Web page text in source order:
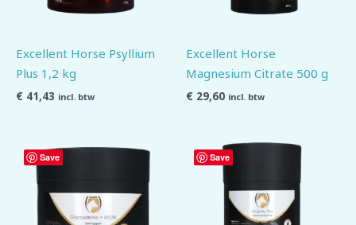
Excellent Horse Psyllium
Plus 1,2 kg
€ 41,43 incl. btw
Excellent Horse
Magnesium Citrate 500 g
€ 29,60 incl. btw
Save Save